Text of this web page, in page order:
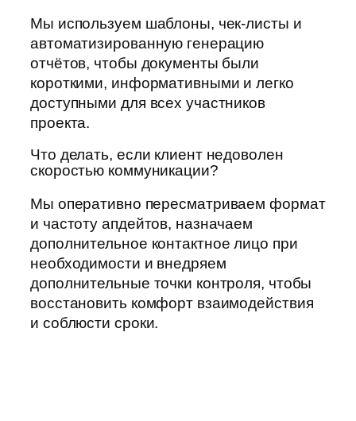
Мы используем шаблоны, чек-листы и
автоматизированную генерацию
отчётов, чтобы документы были
короткими, информативными и легко
доступными для всех участников
проекта.
Что делать, если клиент недоволен
скоростью коммуникации?
Мы оперативно пересматриваем формат
и частоту апдейтов, назначаем
дополнительное контактное лицо при
необходимости и внедряем
дополнительные точки контроля, чтобы
восстановить комфорт взаимодействия
и соблюсти сроки.